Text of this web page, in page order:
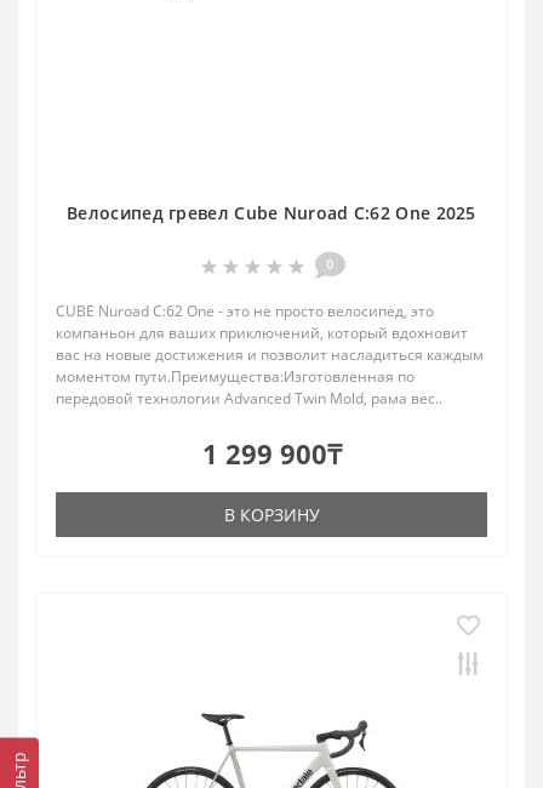
Велосипед гревел Cube Nuroad C:62 One 2025
0
CUBE Nuroad C:62 One - это не просто велосипед, это
компаньон для ваших приключений, который вдохновит
вас на новые достижения и позволит насладиться каждым
моментом пути.Преимущества:Изготовленная по
передовой технологии Advanced Twin Mold, рама вес..
1 299 900₸
В КОРЗИНУ